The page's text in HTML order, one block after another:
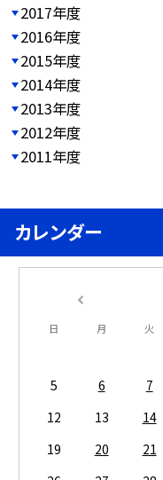
2017年度
2016年度
2015年度
2014年度
2013年度
2012年度
2011年度
カレンダー
日 月 火
5
6 7
12
13 14
19
20 21